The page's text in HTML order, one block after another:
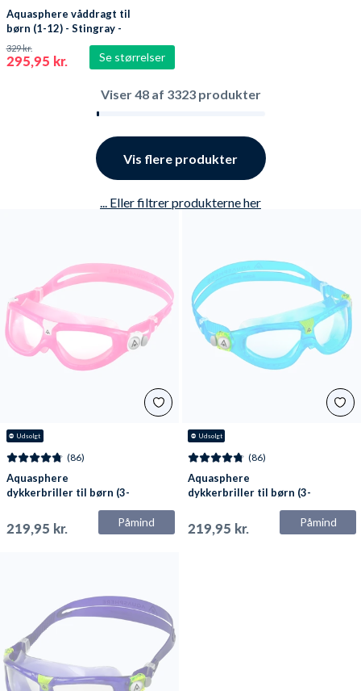
⛔ Udsolgt
(86)
Aquasphere
dykkerbriller til børn (3-
219,95 kr. Påmind
⛔ Udsolgt
(86)
Aquasphere
dykkerbriller til børn (3-
219,95 kr. Påmind
Se størrelser
Aquasphere våddragt til
børn (1-12) - Stingray -
Pink
295,95 kr.
329 kr.
Viser48af 3323produkter
Vis flere produkter
... Eller filtrer produkterne her